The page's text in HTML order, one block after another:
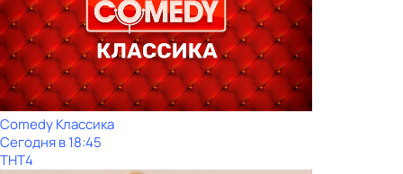
Comedy Классика
Сегодня в 18:45
ТНТ4